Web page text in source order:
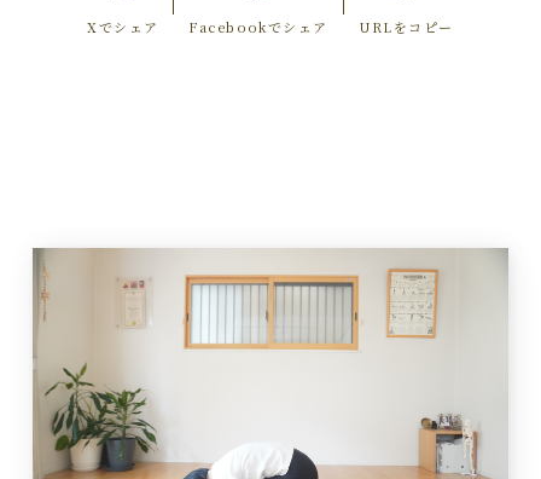
Xでシェア Facebookでシェア URLをコピー